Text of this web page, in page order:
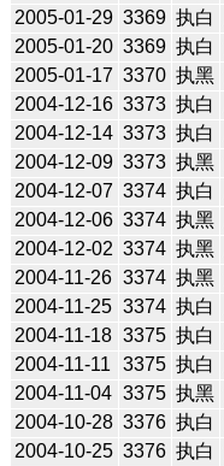
2005-01-29 3369 执白
2005-01-20 3369 执白
2005-01-17 3370 执黑
2004-12-16 3373 执白
2004-12-14 3373 执白
2004-12-09 3373 执黑
2004-12-07 3374 执白
2004-12-06 3374 执黑
2004-12-02 3374 执黑
2004-11-26 3374 执黑
2004-11-25 3374 执白
2004-11-18 3375 执白
2004-11-11
3375 执白
2004-11-04 3375 执黑
2004-10-28 3376 执白
2004-10-25 3376 执白